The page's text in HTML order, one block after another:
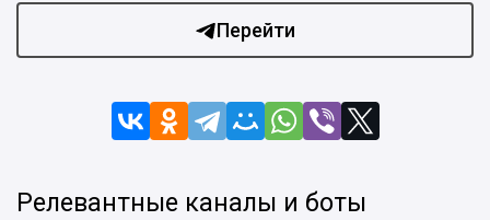
Перейти
Релевантные каналы и боты